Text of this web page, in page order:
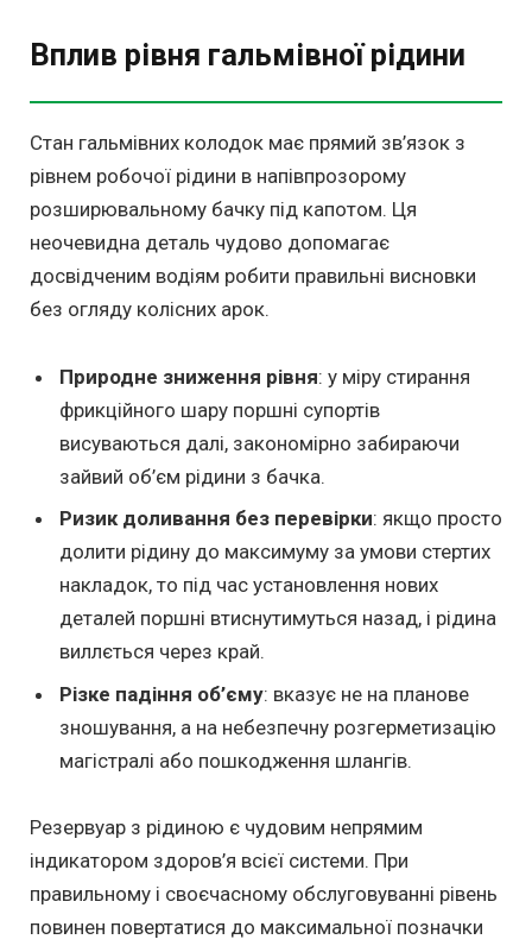
Вплив рівня гальмівної рідини
Стан гальмівних колодок має прямий зв’язок з
рівнем робочої рідини в напівпрозорому
розширювальному бачку під капотом. Ця
неочевидна деталь чудово допомагає
досвідченим водіям робити правильні висновки
без огляду колісних арок.
Природне зниження рівня: у міру стирання
фрикційного шару поршні супортів
висуваються далі, закономірно забираючи
зайвий об’єм рідини з бачка.
Ризик доливання без перевірки: якщо просто
долити рідину до максимуму за умови стертих
накладок, то під час установлення нових
деталей поршні втиснутимуться назад, і рідина
виллється через край.
Різке падіння об’єму: вказує не на планове
зношування, а на небезпечну розгерметизацію
магістралі або пошкодження шлангів.
Резервуар з рідиною є чудовим непрямим
індикатором здоров’я всієї системи. При
правильному і своєчасному обслуговуванні рівень
повинен повертатися до максимальної позначки